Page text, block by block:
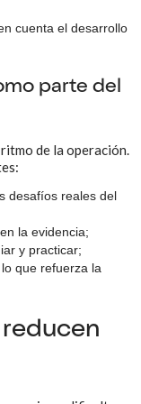
cuenta el desarrollo
parte del
de la operación.
desafíos reales del
la evidencia;
y practicar;
que refuerza la